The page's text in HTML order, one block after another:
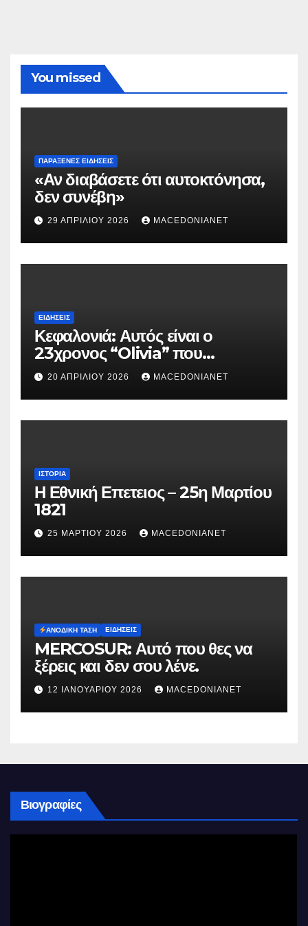
You missed
ΠΑΡΆΞΕΝΕΣ ΕΙΔΉΣΕΙΣ
«Αν διαβάσετε ότι αυτοκτόνησα,
δεν συνέβη»
29 ΑΠΡΙΛΊΟΥ 2026 MACEDONIANET
ΕΙΔΉΣΕΙΣ
Κεφαλονιά: Αυτός είναι ο
23χρονος “Olivia” που
κατηγορείται για τον θάνατο της
Μυρτούς
20 ΑΠΡΙΛΊΟΥ 2026 MACEDONIANET
ΙΣΤΟΡΊΑ
Η Εθνική Επετειος – 25η Μαρτίου
1821
25 ΜΑΡΤΊΟΥ 2026 MACEDONIANET
ΑΝΟΔΙΚΉ ΤΆΣΗ ΕΙΔΉΣΕΙΣ
MERCOSUR: Αυτό που θες να
ξέρεις και δεν σου λένε.
12 ΙΑΝΟΥΑΡΊΟΥ 2026 MACEDONIANET
Βιογραφίες